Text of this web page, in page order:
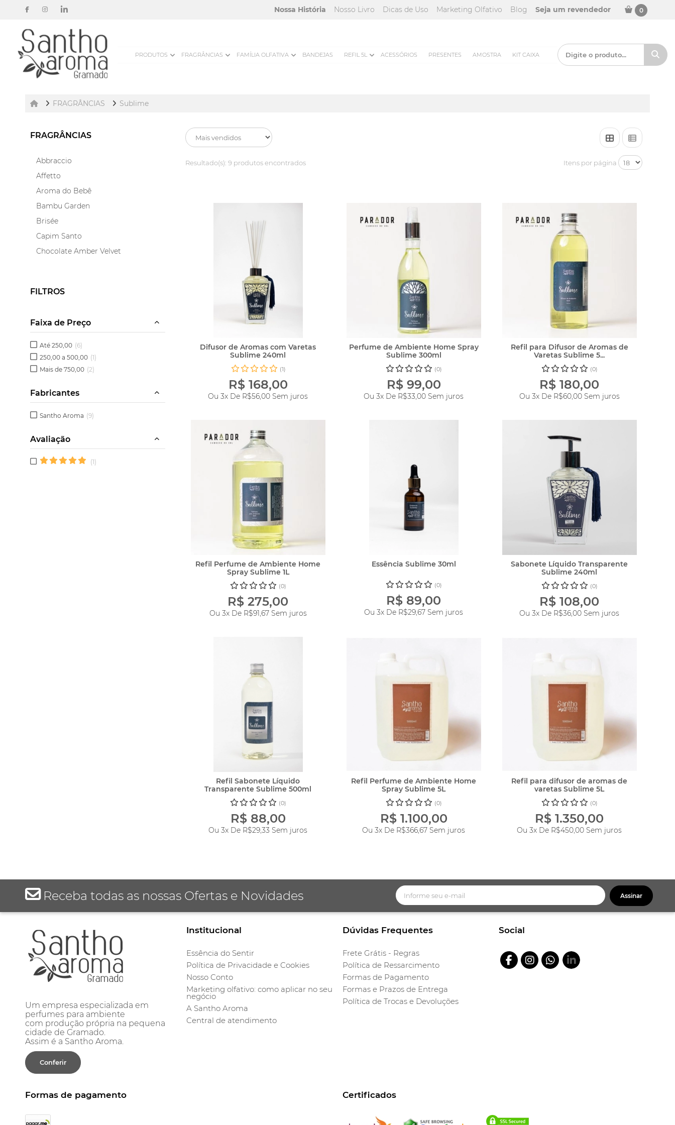
0
Nossa História Nosso Livro Dicas de Uso Marketing Olfativo Blog Seja um revendedor
PRODUTOS FRAGRÂNCIAS FAMÍLIA OLFATIVA BANDEJAS REFIL 5L ACESSÓRIOS PRESENTES AMOSTRA KIT CAIXA
FRAGRÂNCIAS Sublime
FRAGRÂNCIAS
Abbraccio
Affetto
Aroma do Bebê
Bambu Garden
Brisée
Capim Santo
Chocolate Amber Velvet
Encontro
Folhas de Outono
Garbo
Havana
Hortênsia
Jardins da França
Lavanda Inglesa
Minueto
Monte Carlo
FILTROS
Faixa de Preço
Até 250,00 (6)
250,00 a 500,00 (1)
Mais de 750,00 (2)
Fabricantes
Santho Aroma (9)
Avaliação
(1)
Resultado(s): 9 produtos encontrados Itens por página
Difusor de Aromas com Varetas
Sublime 240ml
(1)
R$ 168,00
Ou 3x De R$56,00 Sem juros
Perfume de Ambiente Home Spray
Sublime 300ml
(0)
R$ 99,00
Ou 3x De R$33,00 Sem juros
Refil para Difusor de Aromas de
Varetas Sublime 5...
(0)
R$ 180,00
Ou 3x De R$60,00Sem juros
Refil Perfume de Ambiente Home
Spray Sublime 1L
(0)
R$ 275,00
Ou 3x De R$91,67Sem juros
Essência Sublime 30ml
(0)
R$ 89,00
Ou 3x De R$29,67 Sem juros
Sabonete Líquido Transparente
Sublime 240ml
(0)
R$ 108,00
Ou 3x De R$36,00 Sem juros
Refil Sabonete Líquido
Transparente Sublime 500ml
(0)
R$ 88,00
Ou 3x De R$29,33 Sem juros
Refil Perfume de Ambiente Home
Spray Sublime 5L
(0)
R$ 1.100,00
Ou 3x De R$366,67 Sem juros
Refil para difusor de aromas de
varetas Sublime 5L
(0)
R$ 1.350,00
Ou 3x De R$450,00 Sem juros
Receba todas as nossas Ofertas e Novidades Assinar
Um empresa especializada em
perfumes para ambiente
com produção própria na pequena
cidade de Gramado.
Assim é a Santho Aroma.
Conferir
Institucional
Essência do Sentir
Política de Privacidade e Cookies
Nosso Conto
Marketing olfativo: como aplicar no seu
negócio
A Santho Aroma
Central de atendimento
Dúvidas Frequentes
Frete Grátis - Regras
Política de Ressarcimento
Formas de Pagamento
Formas e Prazos de Entrega
Política de Trocas e Devoluções
Social
Formas de pagamento Certificados